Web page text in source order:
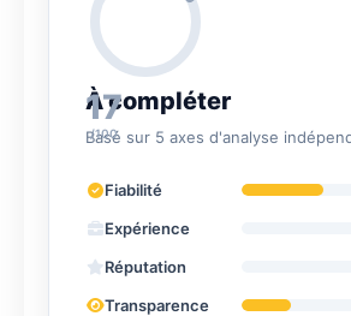
17
/100
À compléter
Basé sur 5 axes d'analyse
Fiabilité
Expérience
Réputation
Transparence